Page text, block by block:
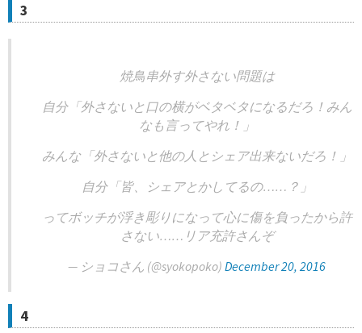
3
焼鳥串外す外さない問題は
自分「外さないと口の横がベタベタになるだろ！みん
なも言ってやれ！」
みんな「外さないと他の人とシェア出来ないだろ！」
自分「皆、シェアとかしてるの……？」
ってボッチが浮き彫りになって心に傷を負ったから許
さない……リア充許さんぞ
— ショコさん (@syokopoko) December 20, 2016
4